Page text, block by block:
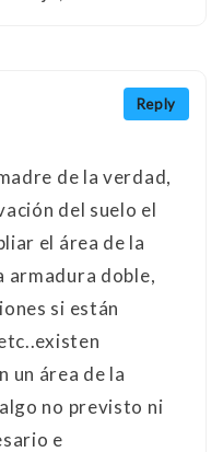
Reply
de la verdad,
del suelo el
el área de la
armadura doble,
si están
un área de la
no previsto ni
e